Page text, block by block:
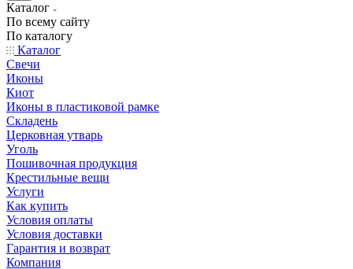
Каталог
По всему сайту
По каталогу
Каталог
Свечи
Иконы
Киот
Иконы в пластиковой рамке
Складень
Церковная утварь
Уголь
Пошивочная продукция
Крестильные вещи
Услуги
Как купить
Условия оплаты
Условия доставки
Гарантия и возврат
Компания